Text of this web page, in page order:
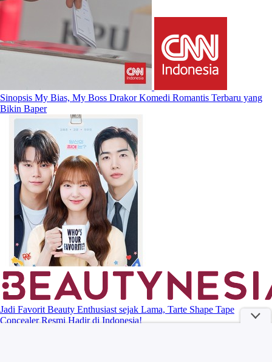
Sinopsis My Bias, My Boss Drakor Komedi Romantis Terbaru yang
Bikin Baper
Jadi Favorit Beauty Enthusiast sejak Lama, Tarte Shape Tape
Concealer Resmi Hadir di Indonesia!